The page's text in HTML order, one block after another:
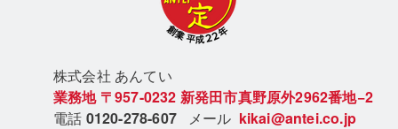
株式会社 あんてい
業務地 〒957-0232 新発田市真野原外2962番地−2
電話 0120-278-607 メール kikai@antei.co.jp